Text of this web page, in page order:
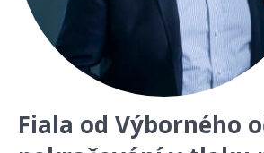
Fiala od Výborného